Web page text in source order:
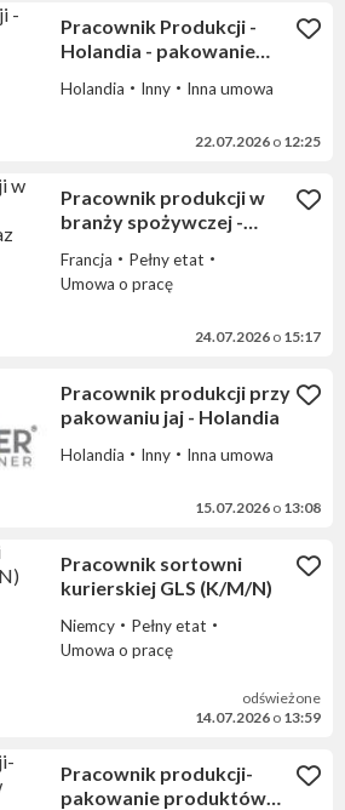
Pracownik Produkcji -
Holandia - pakowanie
Holandia Inny Inna umowa
22.07.2026 o 12:25
Pracownik produkcji w
branży spożywczej -
Francja
Pełny etat
Umowa o pracę
24.07.2026 o 15:17
Pracownik produkcji przy
pakowaniu jaj - Holandia
Holandia Inny Inna umowa
15.07.2026 o 13:08
Pracownik sortowni
kurierskiej GLS (K/M/N)
Niemcy
Pełny etat
Umowa o pracę
odświeżone
14.07.2026 o 13:59
Pracownik produkcji-
pakowanie produktów